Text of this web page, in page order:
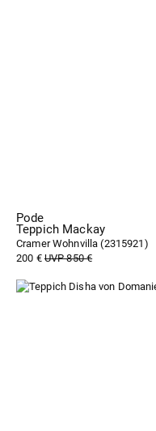
Pode
Teppich Mackay
Cramer Wohnvilla (2315921 )
200 €UVP 850 €